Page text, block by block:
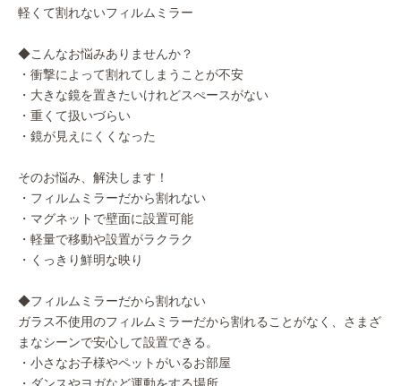
軽くて割れないフィルムミラー
◆こんなお悩みありませんか？
・衝撃によって割れてしまうことが不安
・大きな鏡を置きたいけれどスぺースがない
・重くて扱いづらい
・鏡が見えにくくなった
そのお悩み、解決します！
・フィルムミラーだから割れない
・マグネットで壁面に設置可能
・軽量で移動や設置がラクラク
・くっきり鮮明な映り
◆フィルムミラーだから割れない
ガラス不使用のフィルムミラーだから割れることがなく、さまざ
まなシーンで安心して設置できる。
・小さなお子様やペットがいるお部屋